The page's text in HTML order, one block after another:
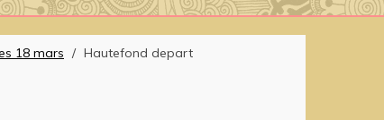
18 mars / Hautefond depart